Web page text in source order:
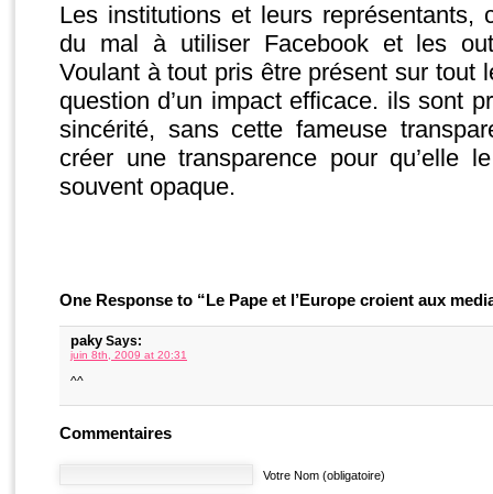
Les institutions et leurs représentants,
du mal à utiliser Facebook et les
Voulant à tout pris être présent sur tout
question d’un impact efficace. ils sont
sincérité, sans cette fameuse
créer une transparence pour qu’elle
souvent opaque.
One Response to “Le Pape et l’Europe croient aux
paky Says:
juin 8th, 2009 at 20:31
^^
Commentaires
Votre Nom (obligatoire)